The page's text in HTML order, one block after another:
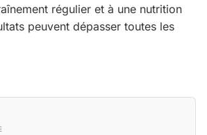
régulier et à une nutrition
peuvent dépasser toutes les